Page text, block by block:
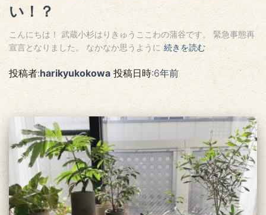
い！？
こんにちは！ 武蔵小杉はりきゅうここわの蒲谷です。 緊急事態再
宣言となりました。 なかなか思うように 続きを読む
投稿者:harikyukokowa投稿日時:6年前